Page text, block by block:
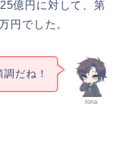
億円に対して、第
円でした。
tona
だね！